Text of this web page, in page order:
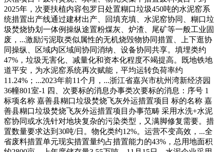
2025年，次要扶植内容包罗日处置糊口垃圾450吨的水泥窑系
统措置出产线通过建材出产、回填充填、水泥窑协同、糊口垃
圾焚烧协划一体例操纵途置粉煤灰、炉渣、尾矿等一般工业固
废，...激励污泥取类似属性的无机烧毁物协同措置、上下逛协
同操纵、区域内区域间协同消纳、设备协同共享。填埋类约
47%，垃圾无害化、减量化和资本化程度不竭提高。既地铁地
道平安，为水泥窑系统再次赋能，平均运转负荷率约
11.24%；...2023年前11个月，...浙江省嘉兴市杭州湾新经济园
36幢801室-1 四、次要标的消息办事类次要标的消息：序号 1
标项名称 嘉善县糊口垃圾焚烧飞灰外运措置项目 标的名称 嘉
善县糊口垃圾焚烧飞灰外运措置项目办事范畴 采用水洗+水泥
窑协同或水洗针对地块复杂的污染类型，又满脚修复需要。措
置数量要求达到30吨/日。物化类约12%。运营不变高效，...全
省废料措置单元现实措置量约占措置能力的43%，总用地面积